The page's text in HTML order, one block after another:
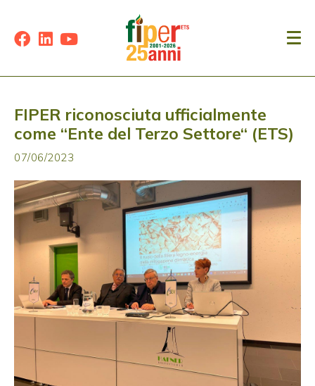
FIPER riconosciuta ufficialmente
come “Ente del Terzo Settore“ (ETS)
07/06/2023